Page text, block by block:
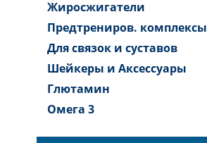
Жиросжигатели
Предтрениров. комплексы
Для связок и суставов
Шейкеры и Аксессуары
Глютамин
Омега 3